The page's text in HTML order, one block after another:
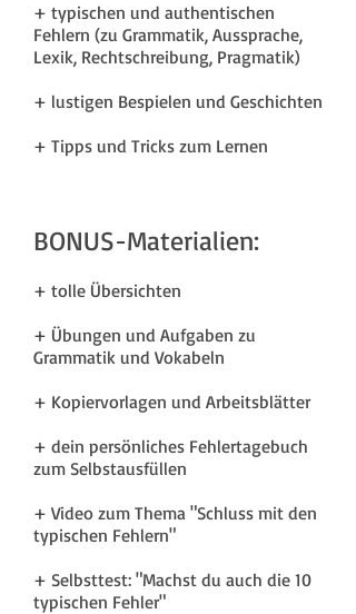
+ typischen und authentischen
Fehlern (zu Grammatik, Aussprache,
Lexik, Rechtschreibung, Pragmatik)
+ lustigen Bespielen und Geschichten
+ Tipps und Tricks zum Lernen
BONUS-Materialien:
+ tolle Übersichten
+ Übungen und Aufgaben zu
Grammatik und Vokabeln
+ Kopiervorlagen und Arbeitsblätter
+ dein persönliches Fehlertagebuch
zum Selbstausfüllen
+ Video zum Thema "Schluss mit den
typischen Fehlern"
+ Selbsttest: "Machst du auch die 10
typischen Fehler"